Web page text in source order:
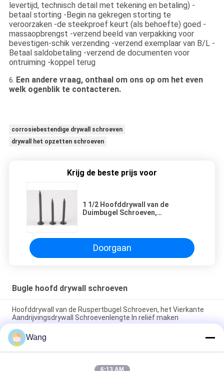
levertijd, technisch detail met tekening en betaling) -
betaal storting -Begin na gekregen storting te
veroorzaken -de steekproef keurt (als behoefte) goed -
massaopbrengst -verzend beeld van verpakking voor
bevestigen-schik verzending -verzend exemplaar van B/L -
Betaal saldobetaling -verzend de documenten voor
ontruiming -koppel terug
6. Een andere vraag, onthaal om ons op om het even
welk ogenblik te contacteren.
corrosiebestendige drywall schroeven
drywall het opzetten schroeven
Krijg de beste prijs voor
1 1/2 Hoofddrywall van de
Duimbugel Schroeven,
Doorgaan
Bugle hoofd drywall schroeven
Hoofddrywall van de Ruspertbugel Schroeven, het Vierkante
Aandrijvingsdrywall Schroevenlengte In reliëf maken
Interne Drywall van de Hexuitdraaiaandrijving Gegalvaniseerd
Mechanisch van de de Bugellat van Ankerschroeven
1 5 8“ Zink Geplateerde Drywall
Wang
6:13 AM